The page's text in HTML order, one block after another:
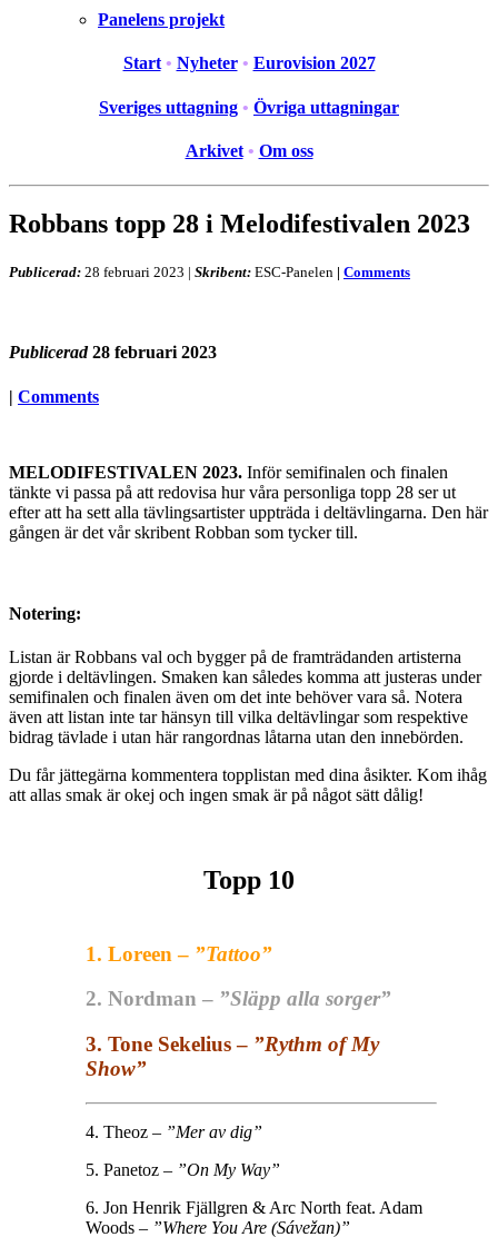
Panelens projekt
Start • Nyheter • Eurovision 2027
Sveriges uttagning • Övriga uttagningar
Arkivet • Om oss
Robbans topp 28 i Melodifestivalen 2023
Publicerad: 28 februari 2023 | Skribent: ESC-Panelen | Comments
Publicerad 28 februari 2023
| Comments
MELODIFESTIVALEN 2023. Inför semifinalen och finalen
tänkte vi passa på att redovisa hur våra personliga topp 28 ser ut
efter att ha sett alla tävlingsartister uppträda i deltävlingarna. Den här
gången är det vår skribent Robban som tycker till.
Notering:
Listan är Robbans val och bygger på de framträdanden artisterna
gjorde i deltävlingen. Smaken kan således komma att justeras under
semifinalen och finalen även om det inte behöver vara så. Notera
även att listan inte tar hänsyn till vilka deltävlingar som respektive
bidrag tävlade i utan här rangordnas låtarna utan den innebörden.
Du får jättegärna kommentera topplistan med dina åsikter. Kom ihåg
att allas smak är okej och ingen smak är på något sätt dålig!
Topp 10
1. Loreen – ”Tattoo”
2. Nordman – ”Släpp alla sorger”
3. Tone Sekelius – ”Rythm of My
Show”
4. Theoz – ”Mer av dig”
5. Panetoz – ”On My Way”
6. Jon Henrik Fjällgren & Arc North feat. Adam
Woods – ”Where You Are (Sávežan)”